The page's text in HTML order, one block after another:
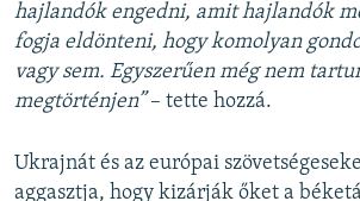
hajlandók engedni, amit hajlandók
fogja eldönteni, hogy komolyan
vagy sem. Egyszerűen még nem
megtörténjen”– tette hozzá.
Ukrajnát és az európai
aggasztja, hogy kizárják őket a